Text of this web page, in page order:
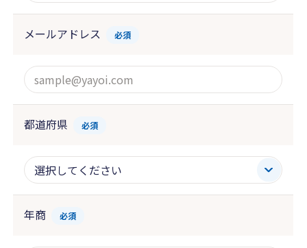
メールアドレス 必須
都道府県 必須
年商 必須